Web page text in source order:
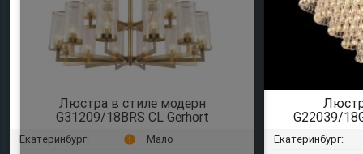
Люстра в стиле модерн
G31209/18BRS CL Gerhort
Екатеринбург: error Мало
G22039/
Екатеринбург: